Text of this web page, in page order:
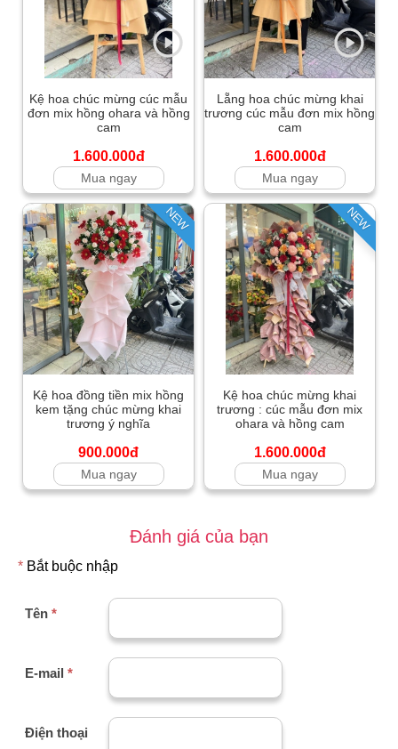
Kệ hoa chúc mừng cúc mẫu
đơn mix hồng ohara và hồng
cam
1.600.000đ
Mua ngay
Lẵng hoa chúc mừng khai
trương cúc mẫu đơn mix hồng
cam
1.600.000đ
Mua ngay
NEW
Kệ hoa đồng tiền mix hồng
kem tặng chúc mừng khai
trương ý nghĩa
900.000đ
Mua ngay
NEW
Kệ hoa chúc mừng khai
trương : cúc mẫu đơn mix
ohara và hồng cam
1.600.000đ
Mua ngay
Đánh giá của bạn
* Bắt buộc nhập
Tên *
E-mail *
Điện thoại